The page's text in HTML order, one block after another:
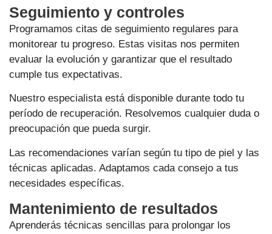
Seguimiento y controles
Programamos citas de seguimiento regulares para
monitorear tu progreso. Estas visitas nos permiten
evaluar la evolución y garantizar que el resultado
cumple tus expectativas.
Nuestro especialista está disponible durante todo tu
período de recuperación. Resolvemos cualquier duda o
preocupación que pueda surgir.
Las recomendaciones varían según tu tipo de piel y las
técnicas aplicadas. Adaptamos cada consejo a tus
necesidades específicas.
Mantenimiento de resultados
Aprenderás técnicas sencillas para prolongar los